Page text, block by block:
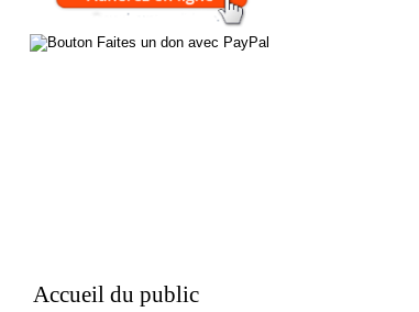
Accueil du public